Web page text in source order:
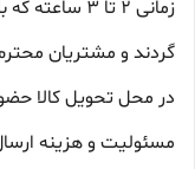
زمانی ۲ تا
گردند و مشتریان
در محل تحویل کالا
مسئولیت و هزینه